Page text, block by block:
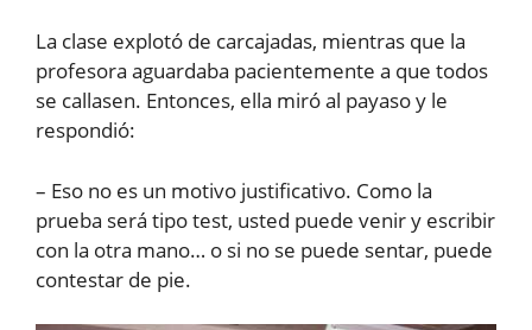
La clase explotó de carcajadas, mientras que la
profesora aguardaba pacientemente a que todos
se callasen. Entonces, ella miró al payaso y le
respondió:
– Eso no es un motivo justificativo. Como la
prueba será tipo test, usted puede venir y escribir
con la otra mano… o si no se puede sentar, puede
contestar de pie.